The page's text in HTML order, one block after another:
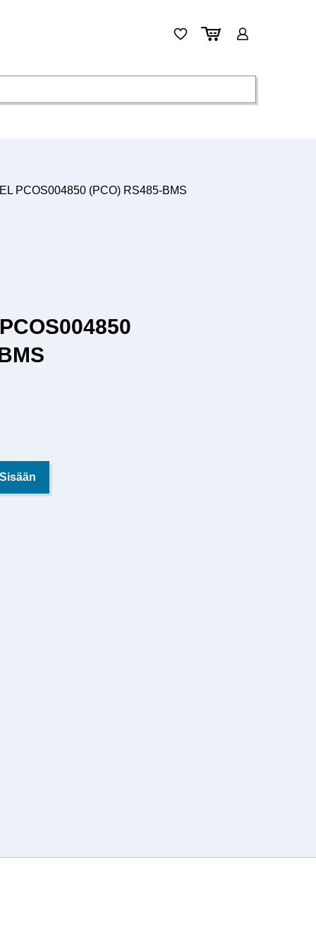
PCOS004850 (PCO) RS485-BMS